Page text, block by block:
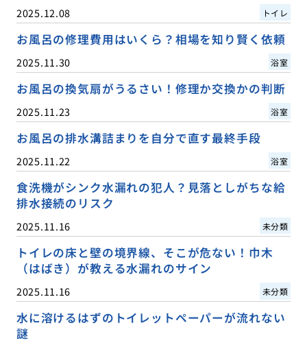
2025.12.08 トイレ
お風呂の修理費用はいくら？相場を知り賢く依頼
2025.11.30 浴室
お風呂の換気扇がうるさい！修理か交換かの判断
2025.11.23 浴室
お風呂の排水溝詰まりを自分で直す最終手段
2025.11.22 浴室
食洗機がシンク水漏れの犯人？見落としがちな給
排水接続のリスク
2025.11.16 未分類
トイレの床と壁の境界線、そこが危ない！巾木
（はばき）が教える水漏れのサイン
2025.11.16 未分類
水に溶けるはずのトイレットペーパーが流れない
謎